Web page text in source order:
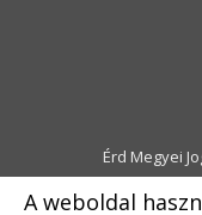
A weboldal
Érd Megyei